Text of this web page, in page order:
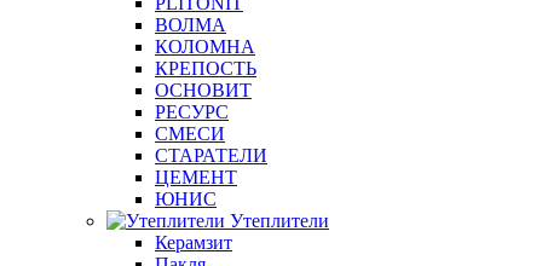
ВОЛМА
КОЛОМНА
КРЕПОСТЬ
ОСНОВИТ
РЕСУРС
СМЕСИ
СТАРАТЕЛИ
ЦЕМЕНТ
ЮНИС
Утеплители
Керамзит